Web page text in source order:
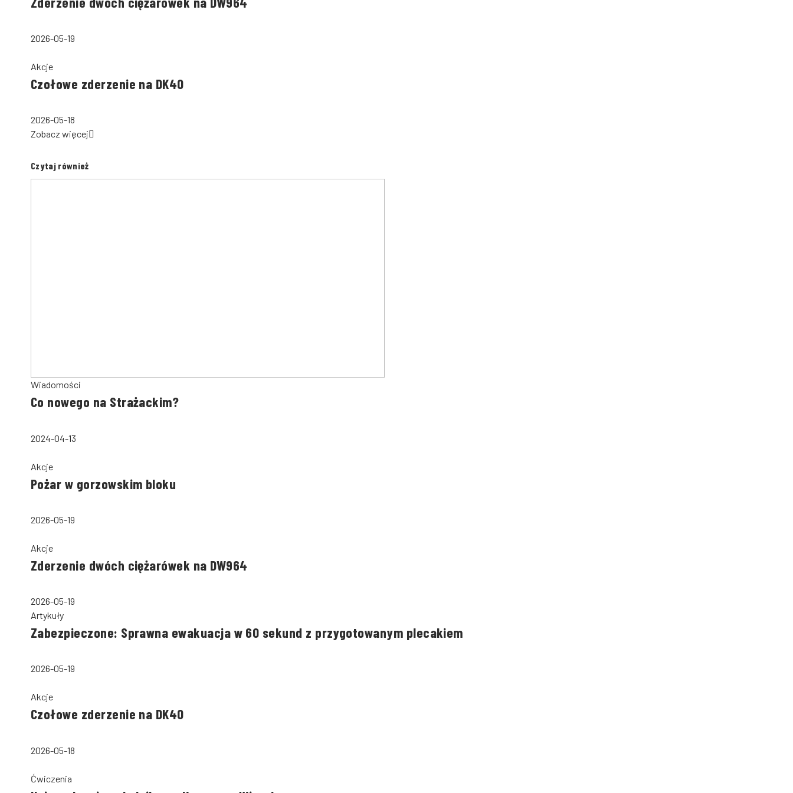
2026-05-19
Akcje
Czołowe zderzenie na DK40
2026-05-18
Zobacz więcej
Czytaj również
Wiadomości
Co nowego na Strażackim?
2024-04-13
Akcje
Pożar w gorzowskim bloku
2026-05-19
Akcje
Zderzenie dwóch ciężarówek na DW964
2026-05-19
Artykuły
Zabezpieczone: Sprawna ewakuacja w 60 sekund z przygotowanym plecakiem
2026-05-19
Akcje
Czołowe zderzenie na DK40
2026-05-18
Ćwiczenia